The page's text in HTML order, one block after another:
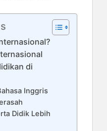
di
Inggris
Didik Lebih